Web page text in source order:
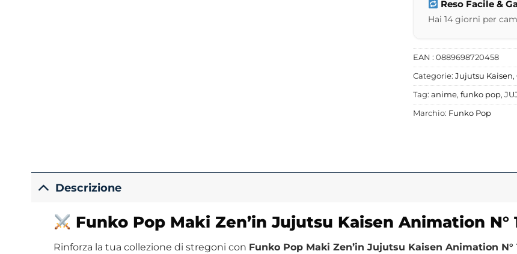
Reso Facile &
Hai 14 giorni per
EAN : 0889698720458
Categorie: Jujutsu Kaisen,
Tag: anime, funko pop,
Marchio: Funko Pop
Descrizione
FunkoPop Maki Zen’in Jujutsu Kaisen Animation N°
Rinforza la tua collezione di stregoni con Funko Pop Maki Zen’in Jujutsu Kaisen Animation N°